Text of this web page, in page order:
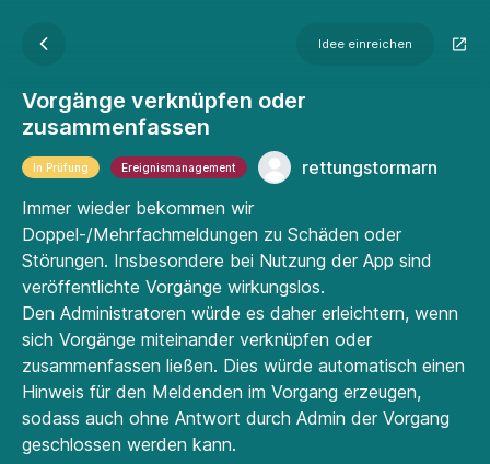
Idee einreichen
Vorgänge verknüpfen oder
zusammenfassen
In Prüfung Ereignismanagement
rettungstormarn
Immer wieder bekommen wir
Doppel-/Mehrfachmeldungen zu Schäden oder
Störungen. Insbesondere bei Nutzung der App sind
veröffentlichte Vorgänge wirkungslos.
Den Administratoren würde es daher erleichtern, wenn
sich Vorgänge miteinander verknüpfen oder
zusammenfassen ließen. Dies würde automatisch einen
Hinweis für den Meldenden im Vorgang erzeugen,
sodass auch ohne Antwort durch Admin der Vorgang
geschlossen werden kann.